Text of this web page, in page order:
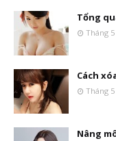
Tổng
Tháng 5
Cách
Tháng 5
Nâng